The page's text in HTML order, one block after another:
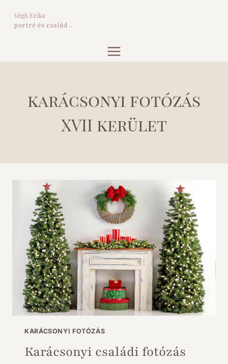
content
karácsonyi fotózás
XVII kerület
KARÁCSONYI FOTÓZÁS
Karácsonyi családi fotózás